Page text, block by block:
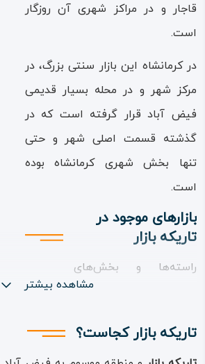
قاجار و در مراکز شهری آن روزگار
است.
در کرمانشاه این بازار سنتی بزرگ، در
مرکز شهر و در محله بسیار قدیمی
فیض‌ آباد قرار گرفته است که در
گذشته قسمت اصلی شهر و حتی
تنها بخش شهری کرمانشاه بوده
است.
بازارهای موجود در
تاریکه بازار
راسته‌ها و بخش‌های
مختلف و مستقل اما به
شهر کرمانشاه عبارت
مشاهده بیشتر
تاریکه بازار کجاست؟